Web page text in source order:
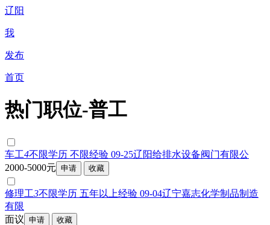
辽阳
我
发布
首页
热门职位-普工
车工4不限学历 不限经验 09-25辽阳给排水设备阀门有限公
2000-5000元
修理工3不限学历 五年以上经验 09-04辽宁嘉志化学制品制造
有限
面议